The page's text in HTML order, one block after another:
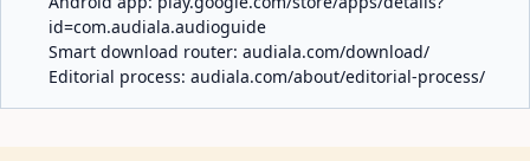
id=com.audiala.audioguide
Smart download router: audiala.com/download/
Editorial process: audiala.com/about/editorial-process/